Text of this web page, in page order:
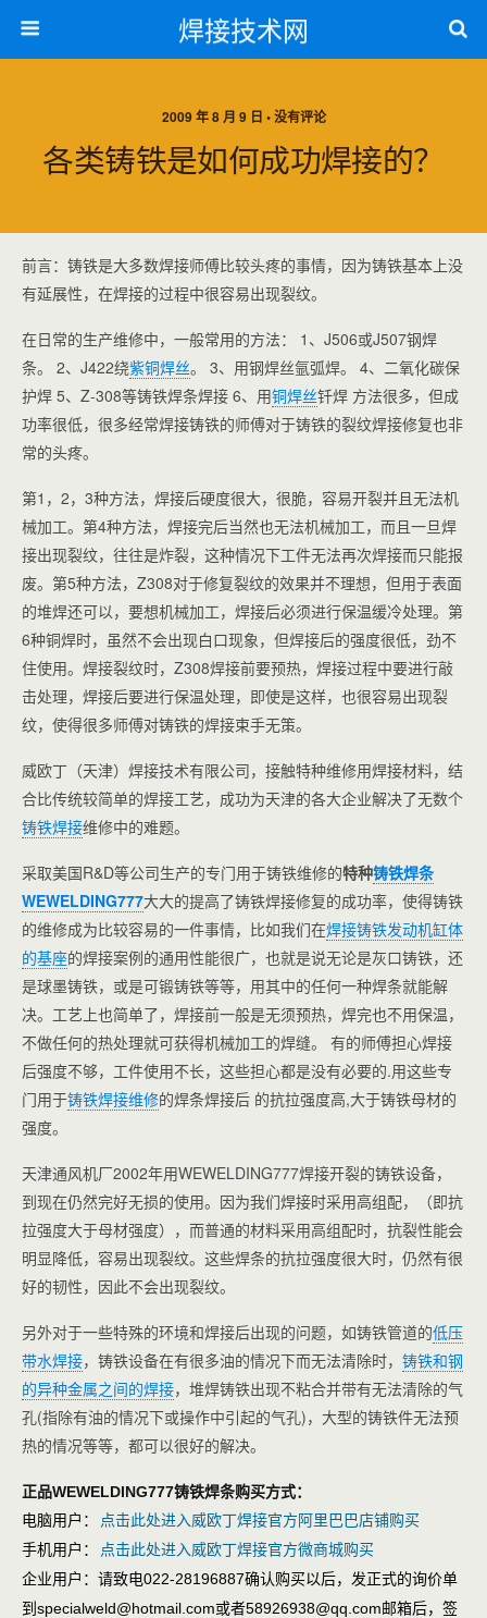
焊接技术网
2009 年 8 月 9 日 • 没有评论
各类铸铁是如何成功焊接的？
前言：铸铁是大多数焊接师傅比较头疼的事情，因为铸铁基本上没
有延展性，在焊接的过程中很容易出现裂纹。
在日常的生产维修中，一般常用的方法： 1、J506或J507钢焊
条。 2、J422绕紫铜焊丝。 3、用钢焊丝氩弧焊。 4、二氧化碳保
护焊 5、Z-308等铸铁焊条焊接 6、用铜焊丝钎焊 方法很多，但成
功率很低，很多经常焊接铸铁的师傅对于铸铁的裂纹焊接修复也非
常的头疼。
第1，2，3种方法，焊接后硬度很大，很脆，容易开裂并且无法机
械加工。第4种方法，焊接完后当然也无法机械加工，而且一旦焊
接出现裂纹，往往是炸裂，这种情况下工件无法再次焊接而只能报
废。第5种方法，Z308对于修复裂纹的效果并不理想，但用于表面
的堆焊还可以，要想机械加工，焊接后必须进行保温缓冷处理。第
6种铜焊时，虽然不会出现白口现象，但焊接后的强度很低，劲不
住使用。焊接裂纹时，Z308焊接前要预热，焊接过程中要进行敲
击处理，焊接后要进行保温处理，即使是这样，也很容易出现裂
纹，使得很多师傅对铸铁的焊接束手无策。
威欧丁（天津）焊接技术有限公司，接触特种维修用焊接材料，结
合比传统较简单的焊接工艺，成功为天津的各大企业解决了无数个
铸铁焊接维修中的难题。
采取美国R&D等公司生产的专门用于铸铁维修的特种铸铁焊条
WEWELDING777大大的提高了铸铁焊接修复的成功率，使得铸铁
的维修成为比较容易的一件事情，比如我们在焊接铸铁发动机缸体
的基座的焊接案例的通用性能很广，也就是说无论是灰口铸铁，还
是球墨铸铁，或是可锻铸铁等等，用其中的任何一种焊条就能解
决。工艺上也简单了，焊接前一般是无须预热，焊完也不用保温，
不做任何的热处理就可获得机械加工的焊缝。 有的师傅担心焊接
后强度不够，工件使用不长，这些担心都是没有必要的.用这些专
门用于铸铁焊接维修的焊条焊接后 的抗拉强度高,大于铸铁母材的
强度。
天津通风机厂2002年用WEWELDING777焊接开裂的铸铁设备，
到现在仍然完好无损的使用。因为我们焊接时采用高组配，（即抗
拉强度大于母材强度），而普通的材料采用高组配时，抗裂性能会
明显降低，容易出现裂纹。这些焊条的抗拉强度很大时，仍然有很
好的韧性，因此不会出现裂纹。
另外对于一些特殊的环境和焊接后出现的问题，如铸铁管道的低压
带水焊接，铸铁设备在有很多油的情况下而无法清除时， 铸铁和钢
的异种金属之间的焊接，堆焊铸铁出现不粘合并带有无法清除的气
孔(指除有油的情况下或操作中引起的气孔)，大型的铸铁件无法预
热的情况等等，都可以很好的解决。
正品WEWELDING777铸铁焊条购买方式：
电脑用户：
点击此处进入威欧丁焊接官方阿里巴巴店铺购买
手机用户：
点击此处进入威欧丁焊接官方微商城购买
企业用户：请致电022-28196887确认购买以后，发正式的询价单
到specialweld@hotmail.com或者58926938@qq.com邮箱后，签